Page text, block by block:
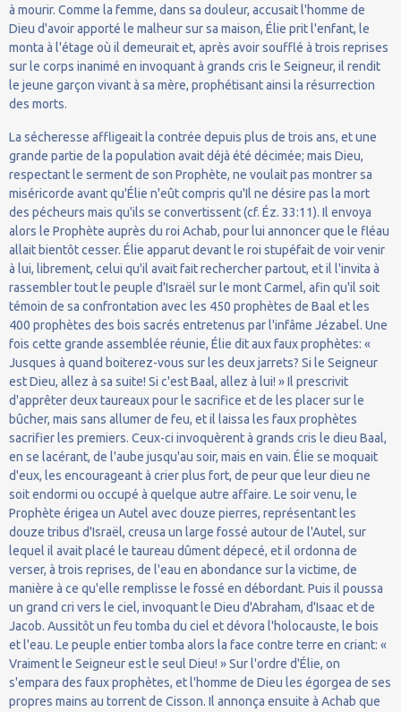
à mourir. Comme la femme, dans sa douleur, accusait l'homme de
Dieu d'avoir apporté le malheur sur sa maison, Élie prit l'enfant, le
monta à l'étage où il demeurait et, après avoir soufflé à trois reprises
sur le corps inanimé en invoquant à grands cris le Seigneur, il rendit
le jeune garçon vivant à sa mère, prophétisant ainsi la résurrection
des morts.
La sécheresse affligeait la contrée depuis plus de trois ans, et une
grande partie de la population avait déjà été décimée; mais Dieu,
respectant le serment de son Prophète, ne voulait pas montrer sa
miséricorde avant qu'Élie n'eût compris qu'Il ne désire pas la mort
des pécheurs mais qu'ils se convertissent (cf. Éz. 33:11). Il envoya
alors le Prophète auprès du roi Achab, pour lui annoncer que le fléau
allait bientôt cesser. Élie apparut devant le roi stupéfait de voir venir
à lui, librement, celui qu'il avait fait rechercher partout, et il l'invita à
rassembler tout le peuple d'Israël sur le mont Carmel, afin qu'il soit
témoin de sa confrontation avec les 450 prophètes de Baal et les
400 prophètes des bois sacrés entretenus par l'infâme Jézabel. Une
fois cette grande assemblée réunie, Élie dit aux faux prophètes: «
Jusques à quand boiterez-vous sur les deux jarrets? Si le Seigneur
est Dieu, allez à sa suite! Si c'est Baal, allez à lui! » Il prescrivit
d'apprêter deux taureaux pour le sacrifice et de les placer sur le
bûcher, mais sans allumer de feu, et il laissa les faux prophètes
sacrifier les premiers. Ceux-ci invoquèrent à grands cris le dieu Baal,
en se lacérant, de l'aube jusqu'au soir, mais en vain. Élie se moquait
d'eux, les encourageant à crier plus fort, de peur que leur dieu ne
soit endormi ou occupé à quelque autre affaire. Le soir venu, le
Prophète érigea un Autel avec douze pierres, représentant les
douze tribus d'Israël, creusa un large fossé autour de l'Autel, sur
lequel il avait placé le taureau dûment dépecé, et il ordonna de
verser, à trois reprises, de l'eau en abondance sur la victime, de
manière à ce qu'elle remplisse le fossé en débordant. Puis il poussa
un grand cri vers le ciel, invoquant le Dieu d'Abraham, d'Isaac et de
Jacob. Aussitôt un feu tomba du ciel et dévora l'holocauste, le bois
et l'eau. Le peuple entier tomba alors la face contre terre en criant: «
Vraiment le Seigneur est le seul Dieu! » Sur l'ordre d'Élie, on
s'empara des faux prophètes, et l'homme de Dieu les égorgea de ses
propres mains au torrent de Cisson. Il annonça ensuite à Achab que